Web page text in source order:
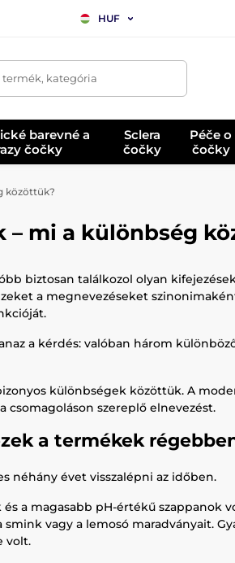
HUF
termék, kategória
barevné a
čočky
Sclera
čočky
Péče o
čočky
közöttük?
mi a különbség
biztosan találkozol olyan
a megnevezéseket
a kérdés: valóban három
különbségek közöttük. A
csomagoláson szereplő elnevezést.
a termékek
néhány évet visszalépni az időben.
a magasabb pH-értékű
vagy a lemosó maradványait.
volt.